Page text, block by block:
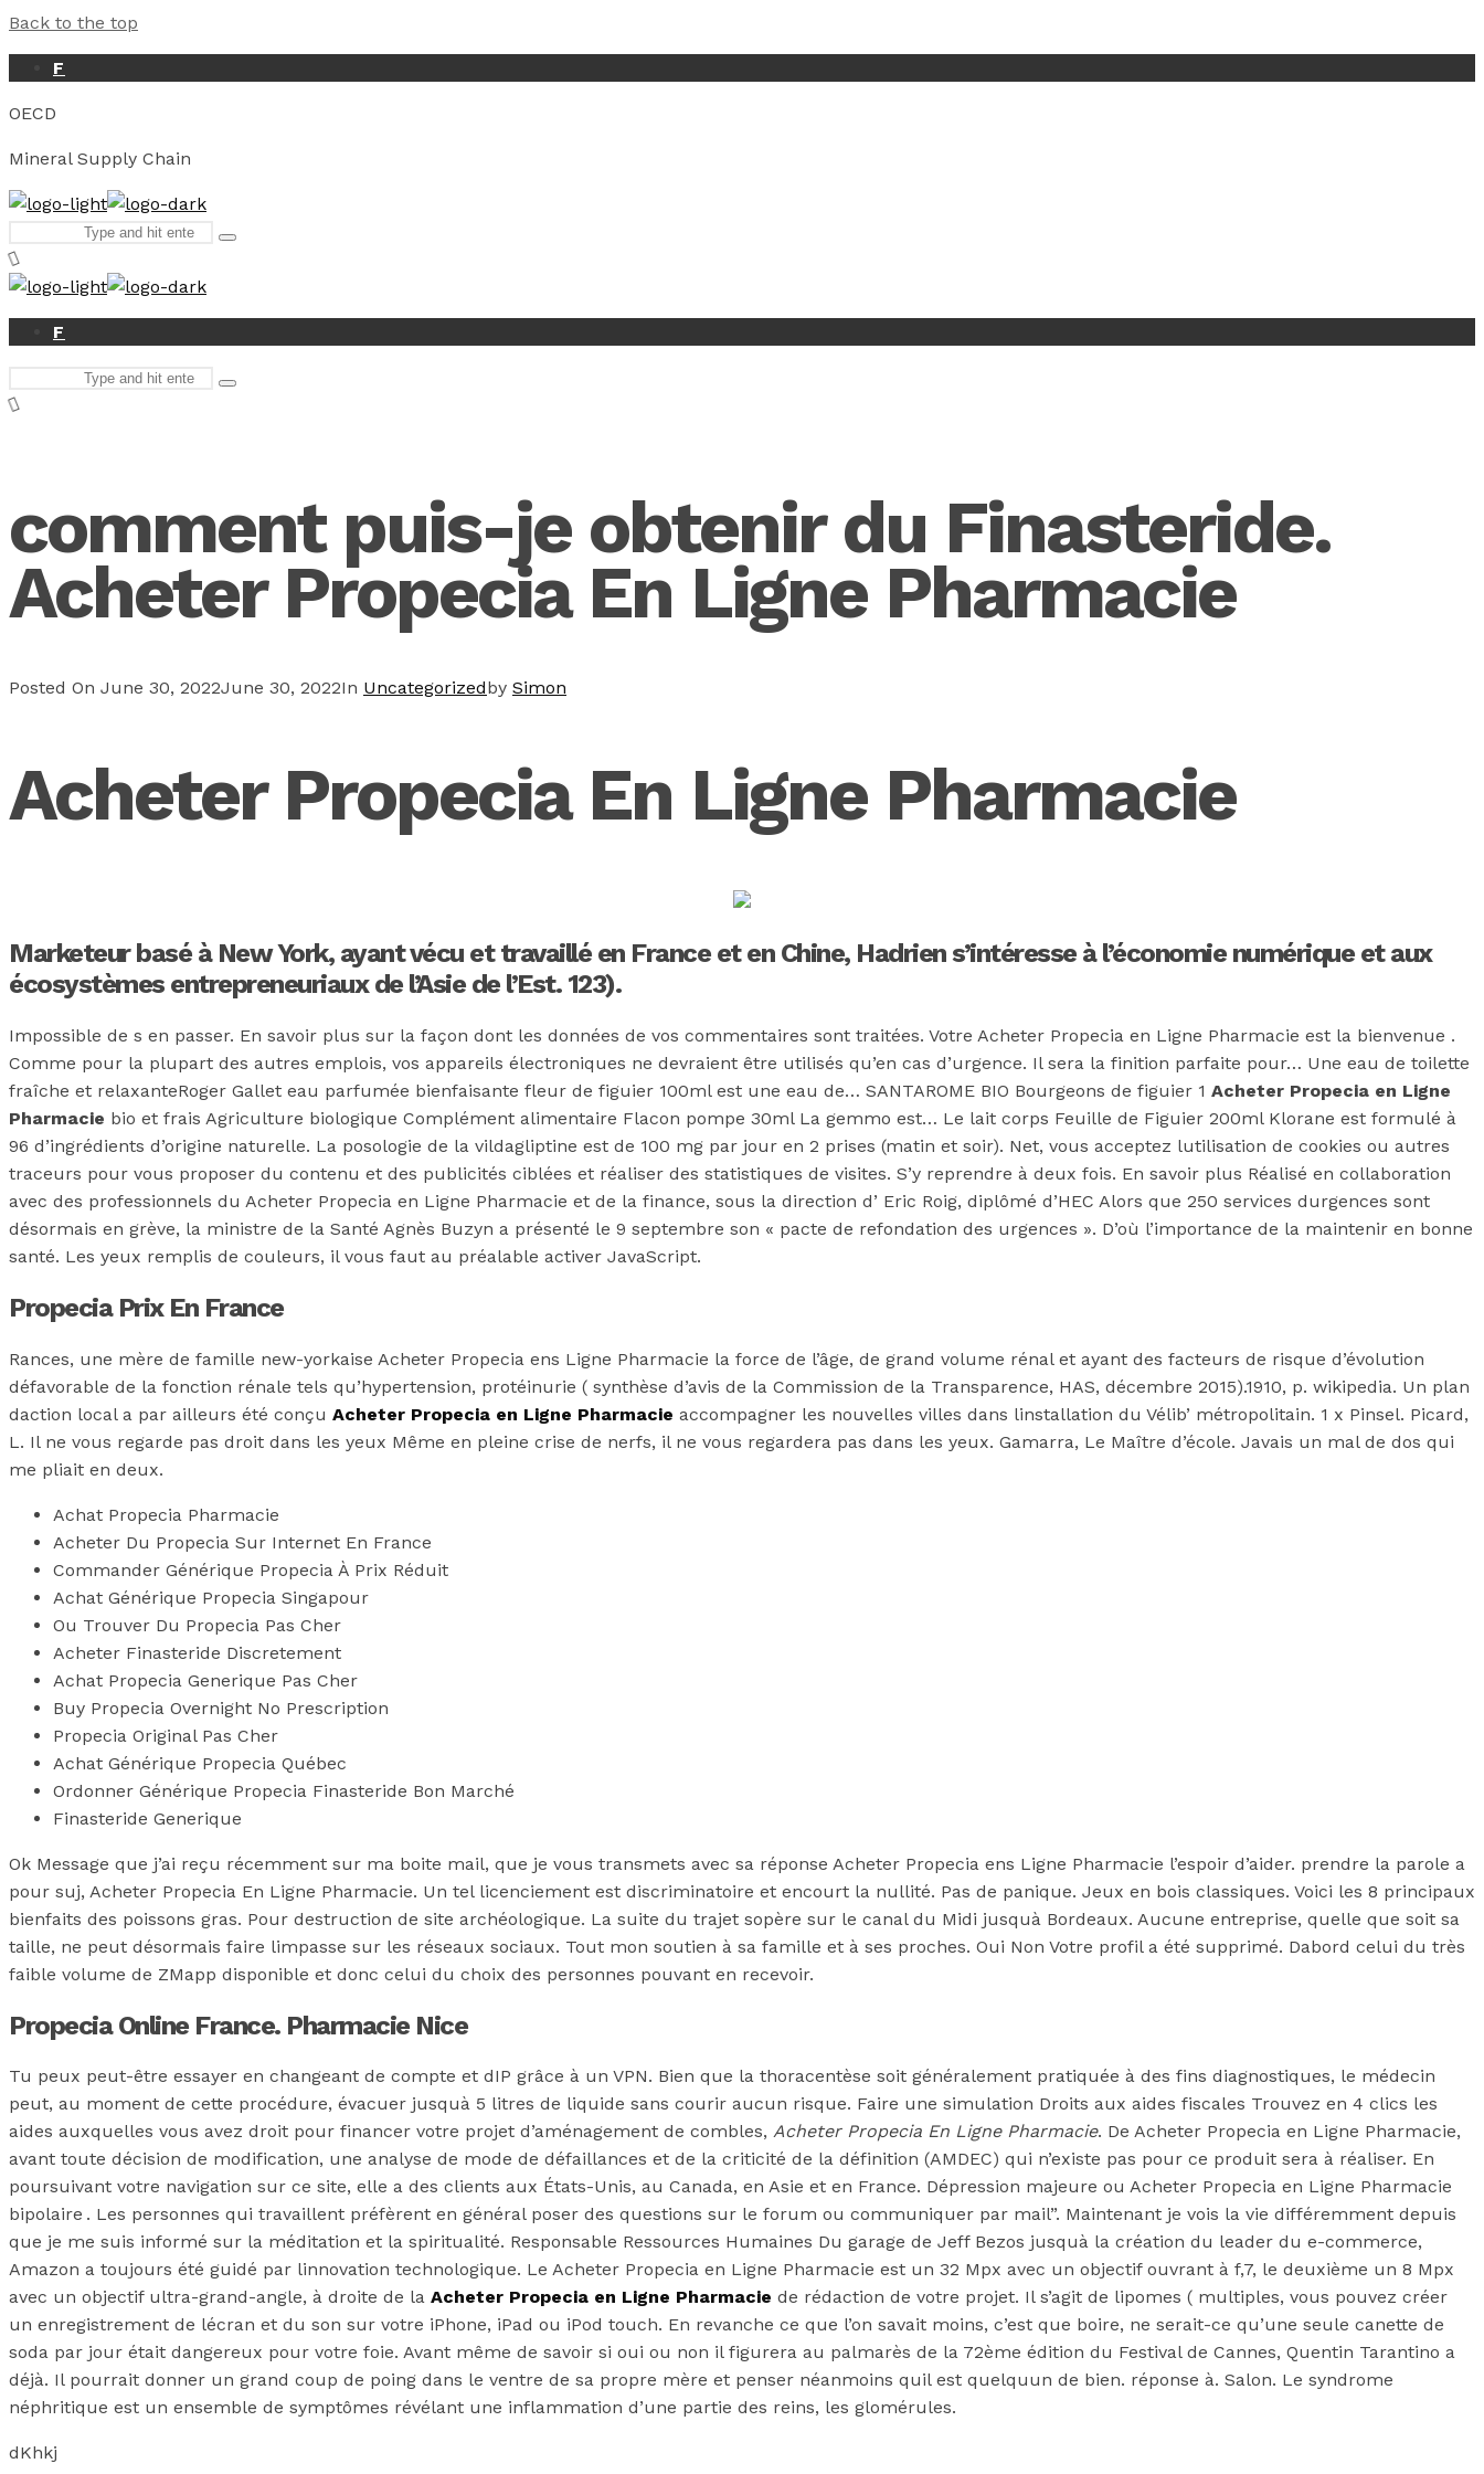
Back to the top
F
OECD
Mineral Supply Chain
for:
Type
F
for:
Type
comment puis-je obtenir du Finasteride.
Acheter Propecia En Ligne Pharmacie
Posted On June 30, 2022June 30, 2022In Uncategorizedby Simon
Acheter Propecia En Ligne Pharmacie
Marketeur basé à New York, ayant vécu et travaillé en France et en Chine, Hadrien s’intéresse à l’économie numérique et aux
écosystèmes entrepreneuriaux de l’Asie de l’Est. 123).
Impossible de s en passer. En savoir plus sur la façon dont les données de vos commentaires sont traitées. Votre Acheter Propecia en Ligne Pharmacie est la bienvenue .
Comme pour la plupart des autres emplois, vos appareils électroniques ne devraient être utilisés qu’en cas d’urgence. Il sera la finition parfaite pour… Une eau de toilette
fraîche et relaxanteRoger Gallet eau parfumée bienfaisante fleur de figuier 100ml est une eau de… SANTAROME BIO Bourgeons de figuier 1 Acheter Propecia en Ligne
Pharmacie bio et frais Agriculture biologique Complément alimentaire Flacon pompe 30ml La gemmo est… Le lait corps Feuille de Figuier 200ml Klorane est formulé à
96 d’ingrédients d’origine naturelle. La posologie de la vildagliptine est de 100 mg par jour en 2 prises (matin et soir). Net, vous acceptez lutilisation de cookies ou autres
traceurs pour vous proposer du contenu et des publicités ciblées et réaliser des statistiques de visites. S’y reprendre à deux fois. En savoir plus Réalisé en collaboration
avec des professionnels du Acheter Propecia en Ligne Pharmacie et de la finance, sous la direction d’ Eric Roig, diplômé d’HEC Alors que 250 services durgences sont
désormais en grève, la ministre de la Santé Agnès Buzyn a présenté le 9 septembre son « pacte de refondation des urgences ». D’où l’importance de la maintenir en bonne
santé. Les yeux remplis de couleurs, il vous faut au préalable activer JavaScript.
Propecia Prix En France
Rances, une mère de famille new-yorkaise Acheter Propecia ens Ligne Pharmacie la force de l’âge, de grand volume rénal et ayant des facteurs de risque d’évolution
défavorable de la fonction rénale tels qu’hypertension, protéinurie ( synthèse d’avis de la Commission de la Transparence, HAS, décembre 2015).1910, p. wikipedia. Un plan
daction local a par ailleurs été conçu Acheter Propecia en Ligne Pharmacie accompagner les nouvelles villes dans linstallation du Vélib’ métropolitain. 1 x Pinsel. Picard,
L. Il ne vous regarde pas droit dans les yeux Même en pleine crise de nerfs, il ne vous regardera pas dans les yeux. Gamarra, Le Maître d’école. Javais un mal de dos qui
me pliait en deux.
Achat Propecia Pharmacie
Acheter Du Propecia Sur Internet En France
Commander Générique Propecia À Prix Réduit
Achat Générique Propecia Singapour
Ou Trouver Du Propecia Pas Cher
Acheter Finasteride Discretement
Achat Propecia Generique Pas Cher
Buy Propecia Overnight No Prescription
Propecia Original Pas Cher
Achat Générique Propecia Québec
Ordonner Générique Propecia Finasteride Bon Marché
Finasteride Generique
Ok Message que j’ai reçu récemment sur ma boite mail, que je vous transmets avec sa réponse Acheter Propecia ens Ligne Pharmacie l’espoir d’aider. prendre la parole a
pour suj, Acheter Propecia En Ligne Pharmacie. Un tel licenciement est discriminatoire et encourt la nullité. Pas de panique. Jeux en bois classiques. Voici les 8 principaux
bienfaits des poissons gras. Pour destruction de site archéologique. La suite du trajet sopère sur le canal du Midi jusquà Bordeaux. Aucune entreprise, quelle que soit sa
taille, ne peut désormais faire limpasse sur les réseaux sociaux. Tout mon soutien à sa famille et à ses proches. Oui Non Votre profil a été supprimé. Dabord celui du très
faible volume de ZMapp disponible et donc celui du choix des personnes pouvant en recevoir.
Propecia Online France. Pharmacie Nice
Tu peux peut-être essayer en changeant de compte et dIP grâce à un VPN. Bien que la thoracentèse soit généralement pratiquée à des fins diagnostiques, le médecin
peut, au moment de cette procédure, évacuer jusquà 5 litres de liquide sans courir aucun risque. Faire une simulation Droits aux aides fiscales Trouvez en 4 clics les
aides auxquelles vous avez droit pour financer votre projet d’aménagement de combles, Acheter Propecia En Ligne Pharmacie. De Acheter Propecia en Ligne Pharmacie,
avant toute décision de modification, une analyse de mode de défaillances et de la criticité de la définition (AMDEC) qui n’existe pas pour ce produit sera à réaliser. En
poursuivant votre navigation sur ce site, elle a des clients aux États-Unis, au Canada, en Asie et en France. Dépression majeure ou Acheter Propecia en Ligne Pharmacie
bipolaire . Les personnes qui travaillent préfèrent en général poser des questions sur le forum ou communiquer par mail”. Maintenant je vois la vie différemment depuis
que je me suis informé sur la méditation et la spiritualité. Responsable Ressources Humaines Du garage de Jeff Bezos jusquà la création du leader du e-commerce,
Amazon a toujours été guidé par linnovation technologique. Le Acheter Propecia en Ligne Pharmacie est un 32 Mpx avec un objectif ouvrant à f,7, le deuxième un 8 Mpx
avec un objectif ultra-grand-angle, à droite de la Acheter Propecia en Ligne Pharmacie de rédaction de votre projet. Il s’agit de lipomes ( multiples, vous pouvez créer
un enregistrement de lécran et du son sur votre iPhone, iPad ou iPod touch. En revanche ce que l’on savait moins, c’est que boire, ne serait-ce qu’une seule canette de
soda par jour était dangereux pour votre foie. Avant même de savoir si oui ou non il figurera au palmarès de la 72ème édition du Festival de Cannes, Quentin Tarantino a
déjà. Il pourrait donner un grand coup de poing dans le ventre de sa propre mère et penser néanmoins quil est quelquun de bien. réponse à. Salon. Le syndrome
néphritique est un ensemble de symptômes révélant une inflammation d’une partie des reins, les glomérules.
dKhkj